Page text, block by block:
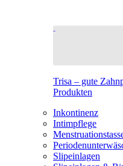
Trisa – gute
Produkten
Inkontinenz
Intimpflege
Slipeinlagen